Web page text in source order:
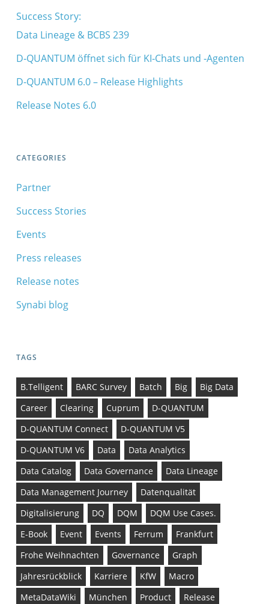
Success Story:
Data Lineage & BCBS 239
D‑QUANTUM öffnet sich für KI‑Chats und ‑Agenten
D-QUANTUM 6.0 – Release Highlights
Release Notes 6.0
CATEGORIES
Partner
Success Stories
Events
Press releases
Release notes
Synabi blog
TAGS
B.telligent BARC Survey Batch Big
Big Data
Career
Clearing Cuprum
D-QUANTUM
D-QUANTUM Connect
D-QUANTUM V5
D-QUANTUM V6
Data
Data Analytics
Data Catalog
Data Governance
Data Lineage
Data Management Journey
Datenqualität
Digitalisierung
DQ DQM
DQM Use Cases.
E-Book
Event Events Ferrum
Frankfurt
Frohe Weihnachten
Governance
Graph
Jahresrückblick
Karriere KfW
Macro
MetaDataWiki
München Product Release